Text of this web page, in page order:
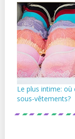
Le plus intime:
sous-vêtements?